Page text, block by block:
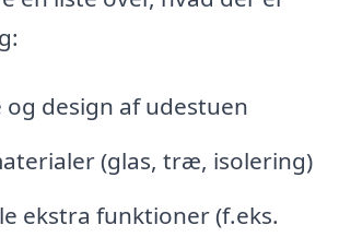
og design af udestuen
(glas, træ, isolering)
ekstra funktioner (f.eks.